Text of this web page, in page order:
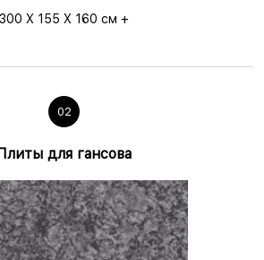
300 X 155 X 160 см +
02
для гансова